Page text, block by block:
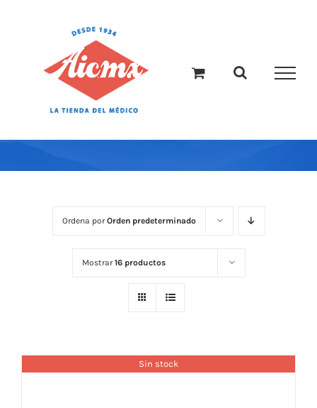
Ordena porOrden predeterminado
Mostrar16 productos
Sin stock